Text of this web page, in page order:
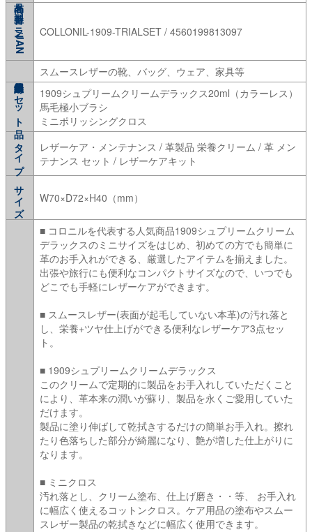
型番/カラー/JAN COLLONIL-1909-TRIALSET / 4560199813097
スムースレザーの靴、バッグ、ウェア、家具等
セット品
1909シュプリームクリームデラックス20ml（カラーレス）
馬毛極小ブラシ
ミニポリッシングクロス
タイプ
レザーケア・メンテナンス / 革製品 栄養クリーム / 革 メン
テナンス セット / レザーケアキット
サイズ W70×D72×H40（mm）
■ コロニルを代表する人気商品1909シュプリームクリーム
デラックスのミニサイズをはじめ、初めての方でも簡単に
革のお手入れができる、厳選したアイテムを揃えました。
出張や旅行にも便利なコンパクトサイズなので、いつでも
どこでも手軽にレザーケアができます。
■ スムースレザー(表面が起毛していない本革)の汚れ落と
し、栄養+ツヤ仕上げができる便利なレザーケア3点セッ
ト。
■ 1909シュプリームクリームデラックス
このクリームで定期的に製品をお手入れしていただくこと
により、革本来の潤いが蘇り、製品を永くご愛用していた
だけます。
製品に塗り伸ばして乾拭きするだけの簡単お手入れ。擦れ
たり色落ちした部分が綺麗になり、艶が増した仕上がりに
なります。
■ ミニクロス
汚れ落とし、クリーム塗布、仕上げ磨き・・等、 お手入れ
に幅広く使えるコットンクロス。ケア用品の塗布やスムー
スレザー製品の乾拭きなどに幅広く使用できます。